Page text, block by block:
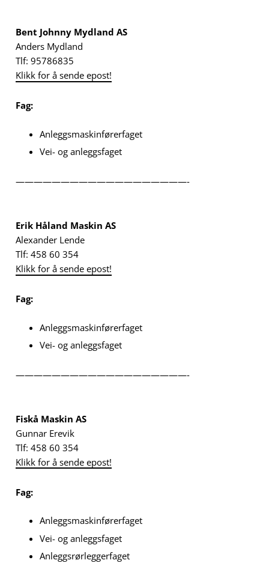
Bent Johnny Mydland AS
Anders Mydland
Tlf: 95786835
Klikk for å sende epost!
Fag:
Anleggsmaskinførerfaget
Vei- og anleggsfaget
———————————————————-
Erik Håland Maskin AS
Alexander Lende
Tlf: 458 60 354
Klikk for å sende epost!
Fag:
Anleggsmaskinførerfaget
Vei- og anleggsfaget
———————————————————-
Fiskå Maskin AS
Gunnar Erevik
Tlf: 458 60 354
Klikk for å sende epost!
Fag:
Anleggsmaskinførerfaget
Vei- og anleggsfaget
Anleggsrørleggerfaget